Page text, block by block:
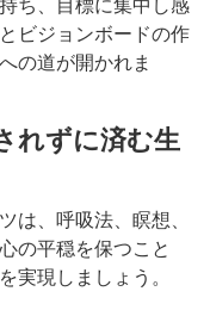
ち、目標に集中し感
ビジョンボードの作
の道が開かれま
れずに済む生
は、呼吸法、瞑想、
の平穏を保つこと
実現しましょう。